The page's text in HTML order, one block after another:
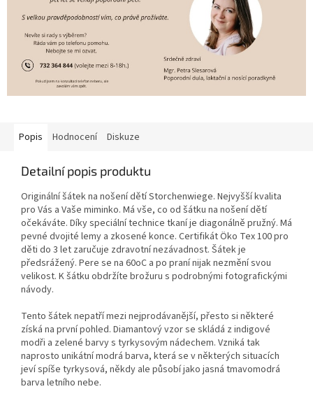
Popis Hodnocení Diskuze
Detailní popis produktu
Originální šátek na nošení dětí Storchenwiege. Nejvyšší kvalita
pro Vás a Vaše miminko. Má vše, co od šátku na nošení dětí
očekáváte. Díky speciální technice tkaní je diagonálně pružný. Má
pevné dvojité lemy a zkosené konce. Certifikát Öko Tex 100 pro
děti do 3 let zaručuje zdravotní nezávadnost. Šátek je
předsrážený. Pere se na 60oC a po praní nijak nezmění svou
velikost. K šátku obdržíte brožuru s podrobnými fotografickými
návody.
Tento šátek nepatří mezi nejprodávanější, přesto si některé
získá na první pohled. Diamantový vzor se skládá z indigové
modři a zelené barvy s tyrkysovým nádechem. Vzniká tak
naprosto unikátní modrá barva, která se v některých situacích
jeví spíše tyrkysová, někdy ale působí jako jasná tmavomodrá
barva letního nebe.